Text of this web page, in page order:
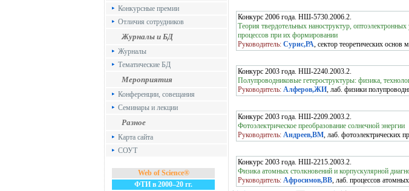
Конкурсные премии
Отличия сотрудников
Журналы и БД
Журналы
Тематические БД
Мероприятия
Конференции, совещания
Семинары и лекции
Разное
Карта сайта
СОУТ
Web of Science®
ФТИ в 2000–20 гг.
Конкурс 2006 года. НШ-5730.2006.2.
Теория твердотельных наноструктур,
процессов при их формировании
Руководитель: Сурис,РА, сектор теоретических основ
Конкурс 2003 года. НШ-2240.2003.2.
Полупроводниковые гетероструктуры: физика,
Руководитель: Алферов,ЖИ, лаб. физики
Конкурс 2003 года. НШ-2209.2003.2.
Фотоэлектрическое преобразование солнечной энергии
Руководитель: Андреев,ВМ, лаб. фотоэлектрических
Конкурс 2003 года. НШ-2215.2003.2.
Физика атомных столкновений и корпускулярной
Руководитель: Афросимов,ВВ, лаб. процессов